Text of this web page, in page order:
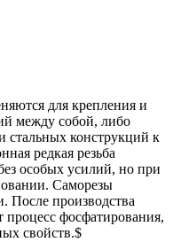
для крепления и
между собой, либо
стальных конструкций к
редкая резьба
особых усилий, но при
Саморезы
После производства
процесс фосфатирования,
свойств.$